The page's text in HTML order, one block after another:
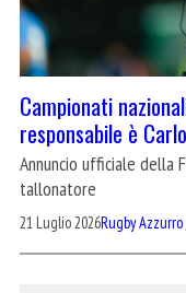
Campionati
responsabile è
Annuncio ufficiale della
tallonatore
21 Luglio 2026Rugby Azzurro